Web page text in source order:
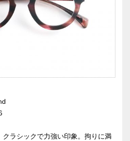
クラシックで力強い印象。拘りに満